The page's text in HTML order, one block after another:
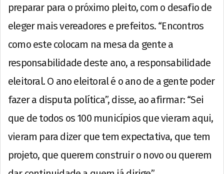
preparar para o próximo pleito, com o desafio de
eleger mais vereadores e prefeitos. “Encontros
como este colocam na mesa da gente a
responsabilidade deste ano, a responsabilidade
eleitoral. O ano eleitoral é o ano de a gente poder
fazer a disputa política”, disse, ao afirmar: “Sei
que de todos os 100 municípios que vieram aqui,
vieram para dizer que tem expectativa, que tem
projeto, que querem construir o novo ou querem